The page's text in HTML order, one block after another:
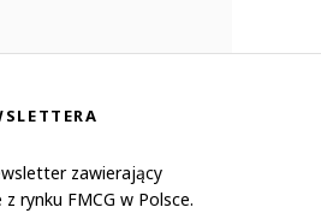
zawierający
rynku FMCG w Polsce.